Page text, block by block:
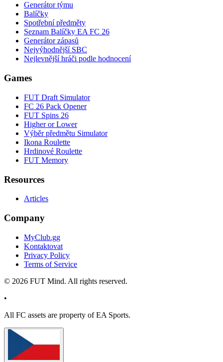
Generátor týmu
Balíčky
Spotřební předměty
Seznam Balíčky EA FC 26
Generátor zápasů
Nejvýhodnější SBC
Nejlevnější hráči podle hodnocení
Games
FUT Draft Simulator
FC 26 Pack Opener
FUT Spins 26
Higher or Lower
Výběr předmětu Simulator
Ikona Roulette
Hrdinové Roulette
FUT Memory
Resources
Articles
Company
MyClub.gg
Kontaktovat
Privacy Policy
Terms of Service
© 2026 FUT Mind. All rights reserved.
•
All FC assets are property of EA Sports.